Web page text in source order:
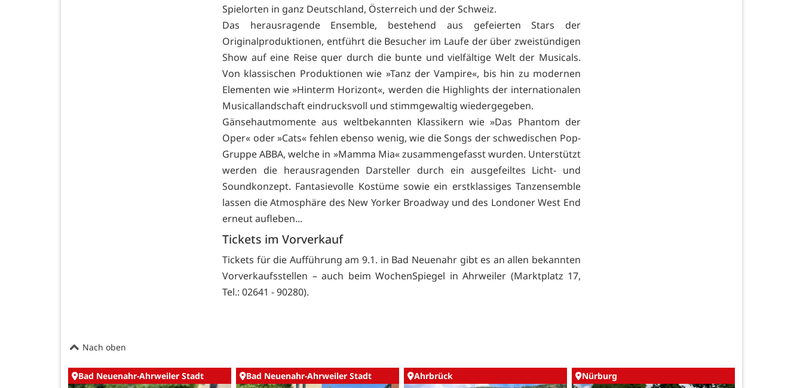
Spielorten in ganz Deutschland, Österreich und der Schweiz.
Das herausragende Ensemble, bestehend aus gefeierten Stars der
Originalproduktionen, entführt die Besucher im Laufe der über zweistündigen
Show auf eine Reise quer durch die bunte und vielfältige Welt der Musicals.
Von klassischen Produktionen wie »Tanz der Vampire«, bis hin zu modernen
Elementen wie »Hinterm Horizont«, werden die Highlights der internationalen
Musicallandschaft eindrucksvoll und stimmgewaltig wiedergegeben.
Gänsehautmomente aus weltbekannten Klassikern wie »Das Phantom der
Oper« oder »Cats« fehlen ebenso wenig, wie die Songs der schwedischen Pop-
Gruppe ABBA, welche in »Mamma Mia« zusammengefasst wurden. Unterstützt
werden die herausragenden Darsteller durch ein ausgefeiltes Licht- und
Soundkonzept. Fantasievolle Kostüme sowie ein erstklassiges Tanzensemble
lassen die Atmosphäre des New Yorker Broadway und des Londoner West End
erneut aufleben...
Tickets im Vorverkauf
Tickets für die Aufführung am 9.1. in Bad Neuenahr gibt es an allen bekannten
Vorverkaufsstellen – auch beim WochenSpiegel in Ahrweiler (Marktplatz 17,
Tel.: 02641 - 90280).
Nach oben
Bad Neuenahr-Ahrweiler Stadt Bad Neuenahr-Ahrweiler Stadt Ahrbrück Nürburg